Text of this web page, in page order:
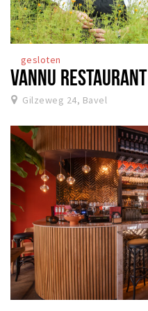
gesloten
VANNU RESTAURANT
Gilzeweg 24, Bavel